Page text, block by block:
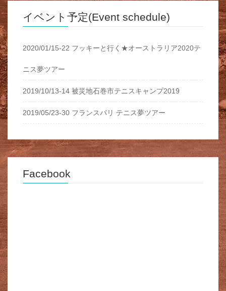
イベント予定(Event schedule)
2020/01/15-22 フッキーと行く★オーストラリア2020テ
ニス夢ツアー
2019/10/13-14 被災地石巻市テニスキャンプ2019
2019/05/23-30 フランスパリ テニス夢ツアー
Facebook